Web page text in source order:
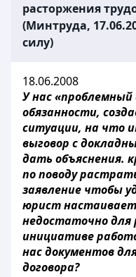
расторжения
(Минтруда,
силу)
18.06.2008
У нас
обязанности,
ситуации, на что
выговор с
дать объяснения.
по поводу
заявление чтобы
юрист
недостаточно для
инициативе
нас документов
договора?